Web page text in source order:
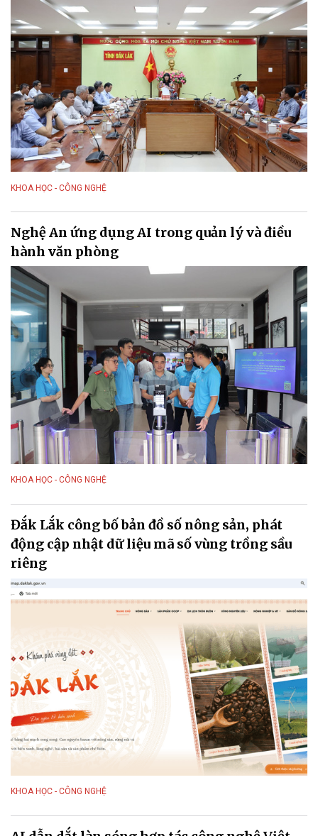
KHOA HỌC - CÔNG NGHỆ
Nghệ An ứng dụng AI trong quản lý và điều
hành văn phòng
KHOA HỌC - CÔNG NGHỆ
Đắk Lắk công bố bản đồ số nông sản, phát
động cập nhật dữ liệu mã số vùng trồng sầu
riêng
KHOA HỌC - CÔNG NGHỆ